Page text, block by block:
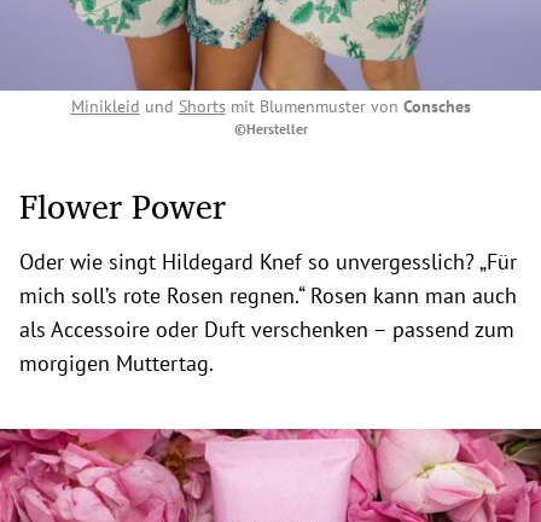
Minikleid und Shorts mit Blumenmuster von Consches
©Hersteller
Flower Power
Oder wie singt Hildegard Knef so unvergesslich? „Für
mich soll’s rote Rosen regnen.“ Rosen kann man auch
als Accessoire oder Duft verschenken – passend zum
morgigen Muttertag.